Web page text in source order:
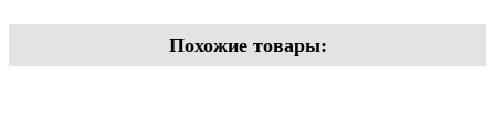
Похожие товары: